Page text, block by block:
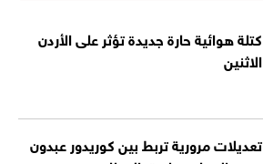
كتلة هوائية حارة جديدة تؤثر على الأردن
الاثنين
تعديلات مرورية تربط بين كوريدور عبدون